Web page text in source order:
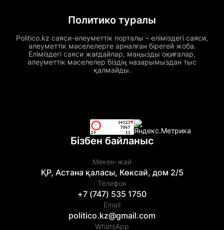
Политико туралы
Politico.kz саяси-әлеуметтік порталы – еліміздегі саяси,
әлеуметтік мәселелерге арналған бірегей жоба.
Еліміздегі саяси жағдайлар, маңызды оқиғалар,
әлеуметтік мәселелер біздің назарымыздан тыс
қалмайды.
Бізбен байланыс
Мекен-жай
ҚР, Астана қаласы, Көксай, дом 2/5
Телефон
+7 (747) 535 1750
Email
politico.kz@gmail.com
WhatsApp